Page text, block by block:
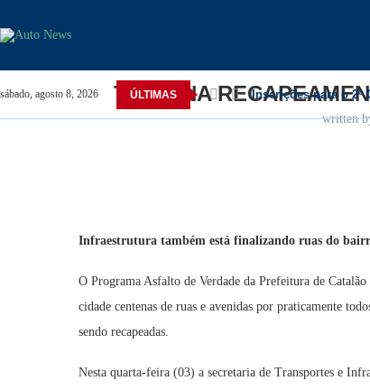
sábado, agosto 8, 2026 ÚLTIMAS Inscrições para o 2º
TERMINA
TERMINA
written
Infraestrutura também está finalizando ruas do
O Programa Asfalto de Verdade da Prefeitura de
cidade centenas de ruas e avenidas por praticamente
sendo recapeadas.
Nesta quarta-feira (03) a secretaria de Transportes e